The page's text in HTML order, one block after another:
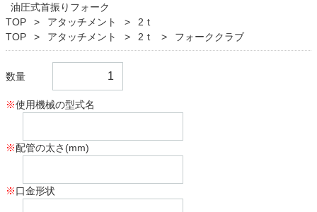
油圧式首振りフォーク
TOP
アタッチメント
2ｔ
TOP
アタッチメント 2ｔ フォーククラブ
数量
※使用機械の型式名
※配管の太さ(mm)
※口金形状